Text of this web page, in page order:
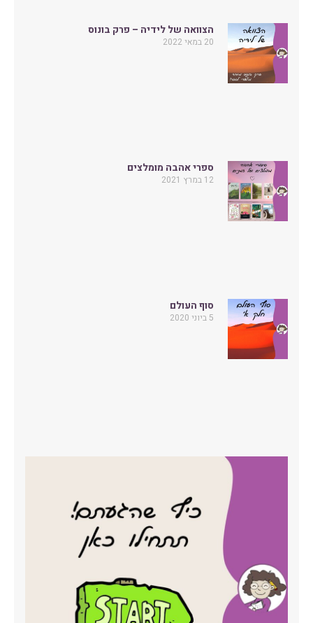
הצוואה של לידיה – פרק בונוס
20 במאי 2022
ספרי אהבה מומלצים
12 במרץ 2021
סוף העולם
5 ביוני 2020